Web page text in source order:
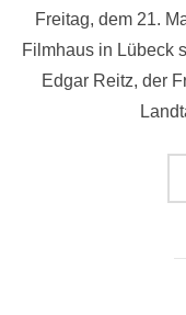
Freitag, dem 21.
Filmhaus in Lübeck
Edgar Reitz, der